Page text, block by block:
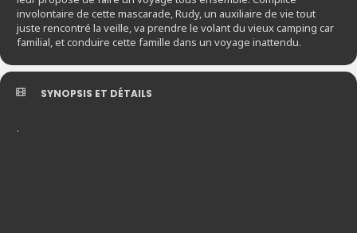
involontaire de cette mascarade, Rudy, un auxiliaire de vie tout
juste rencontré la veille, va prendre le volant du vieux camping car
familial, et conduire cette famille dans un voyage inattendu.
SYNOPSIS ET DÉTAILS
.